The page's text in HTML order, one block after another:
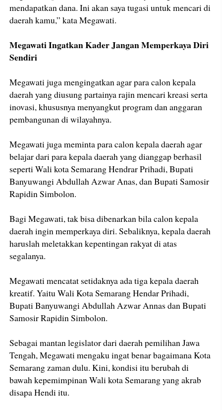
mendapatkan dana. Ini akan saya tugasi untuk mencari di
daerah kamu,” kata Megawati.
Megawati Ingatkan Kader Jangan Memperkaya Diri
Sendiri
Megawati juga mengingatkan agar para calon kepala
daerah yang diusung partainya rajin mencari kreasi serta
inovasi, khususnya menyangkut program dan anggaran
pembangunan di wilayahnya.
Megawati juga meminta para calon kepala daerah agar
belajar dari para kepala daerah yang dianggap berhasil
seperti Wali kota Semarang Hendrar Prihadi, Bupati
Banyuwangi Abdullah Azwar Anas, dan Bupati Samosir
Rapidin Simbolon.
Bagi Megawati, tak bisa dibenarkan bila calon kepala
daerah ingin memperkaya diri. Sebaliknya, kepala daerah
haruslah meletakkan kepentingan rakyat di atas
segalanya.
Megawati mencatat setidaknya ada tiga kepala daerah
kreatif. Yaitu Wali Kota Semarang Hendar Prihadi,
Bupati Banyuwangi Abdullah Azwar Annas dan Bupati
Samosir Rapidin Simbolon.
Sebagai mantan legislator dari daerah pemilihan Jawa
Tengah, Megawati mengaku ingat benar bagaimana Kota
Semarang zaman dulu. Kini, kondisi itu berubah di
bawah kepemimpinan Wali kota Semarang yang akrab
disapa Hendi itu.